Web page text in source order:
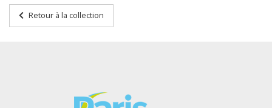
Retour à la collection